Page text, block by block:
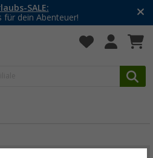
SALE:
für dein Abenteuer!